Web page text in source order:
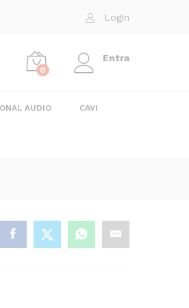
Login
0
Entra
AUDIO CAVI
Aggiungi al carrello